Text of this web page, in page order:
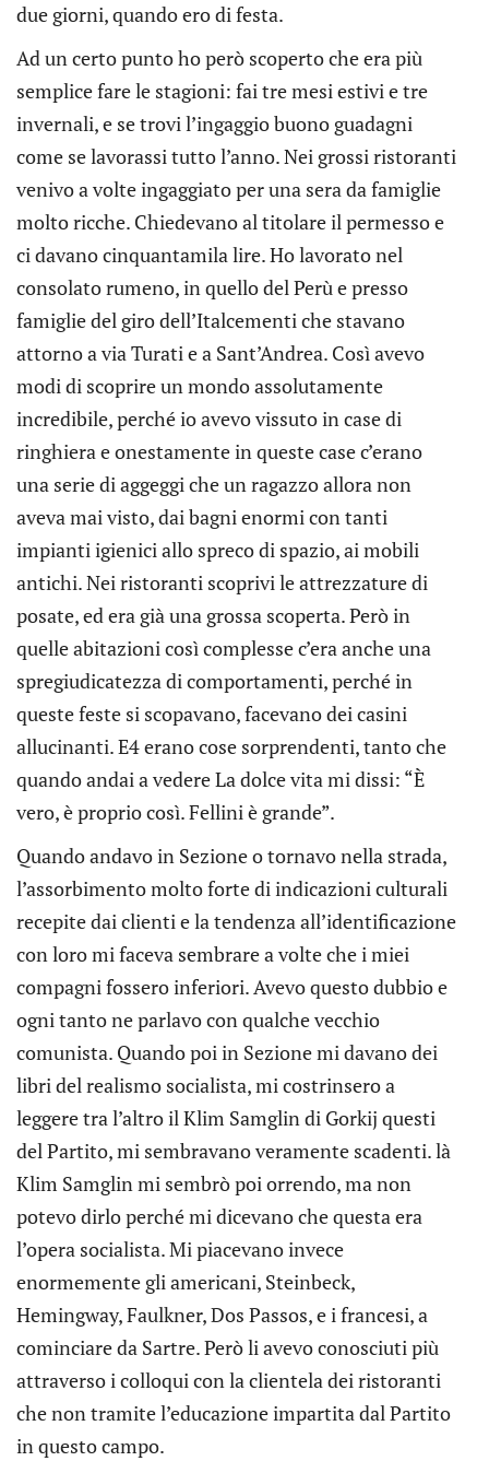
due giorni, quando ero di festa.
Ad un certo punto ho però scoperto che era più
semplice fare le stagioni: fai tre mesi estivi e tre
invernali, e se trovi l’ingaggio buono guadagni
come se lavorassi tutto l’anno. Nei grossi ristoranti
venivo a volte ingaggiato per una sera da famiglie
molto ricche. Chiedevano al titolare il permesso e
ci davano cinquantamila lire. Ho lavorato nel
consolato rumeno, in quello del Perù e presso
famiglie del giro dell’Italcementi che stavano
attorno a via Turati e a Sant’Andrea. Così avevo
modi di scoprire un mondo assolutamente
incredibile, perché io avevo vissuto in case di
ringhiera e onestamente in queste case c’erano
una serie di aggeggi che un ragazzo allora non
aveva mai visto, dai bagni enormi con tanti
impianti igienici allo spreco di spazio, ai mobili
antichi. Nei ristoranti scoprivi le attrezzature di
posate, ed era già una grossa scoperta. Però in
quelle abitazioni così complesse c’era anche una
spregiudicatezza di comportamenti, perché in
queste feste si scopavano, facevano dei casini
allucinanti. E4 erano cose sorprendenti, tanto che
quando andai a vedere La dolce vita mi dissi: “È
vero, è proprio così. Fellini è grande”.
Quando andavo in Sezione o tornavo nella strada,
l’assorbimento molto forte di indicazioni culturali
recepite dai clienti e la tendenza all’identificazione
con loro mi faceva sembrare a volte che i miei
compagni fossero inferiori. Avevo questo dubbio e
ogni tanto ne parlavo con qualche vecchio
comunista. Quando poi in Sezione mi davano dei
libri del realismo socialista, mi costrinsero a
leggere tra l’altro il Klim Samglin di Gorkij questi
del Partito, mi sembravano veramente scadenti. là
Klim Samglin mi sembrò poi orrendo, ma non
potevo dirlo perché mi dicevano che questa era
l’opera socialista. Mi piacevano invece
enormemente gli americani, Steinbeck,
Hemingway, Faulkner, Dos Passos, e i francesi, a
cominciare da Sartre. Però li avevo conosciuti più
attraverso i colloqui con la clientela dei ristoranti
che non tramite l’educazione impartita dal Partito
in questo campo.